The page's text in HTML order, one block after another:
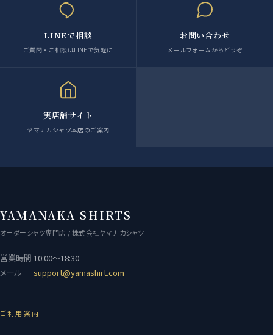
LINEで相談
ご質問・ご相談はLINEで気軽に
お問い合わせ
メールフォームからどうぞ
実店舗サイト
ヤマナカシャツ本店のご案内
YAMANAKA SHIRTS
オーダーシャツ専門店 / 株式会社ヤマナカシャツ
営業時間 10:00〜18:30
メール
support@yamashirt.com
ご利用案内